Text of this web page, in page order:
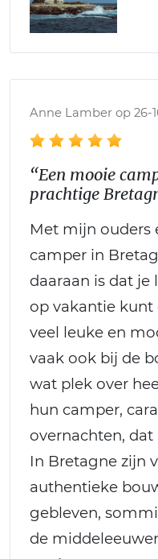
Anne Lamber op 26-
“Een mooie
prachtige
Met mijn ouders
camper in
daaraan is dat
op vakantie kunt
veel leuke en
vaak ook bij de
wat plek over
hun camper,
overnachten, dat
In Bretagne zijn
authentieke
gebleven,
de